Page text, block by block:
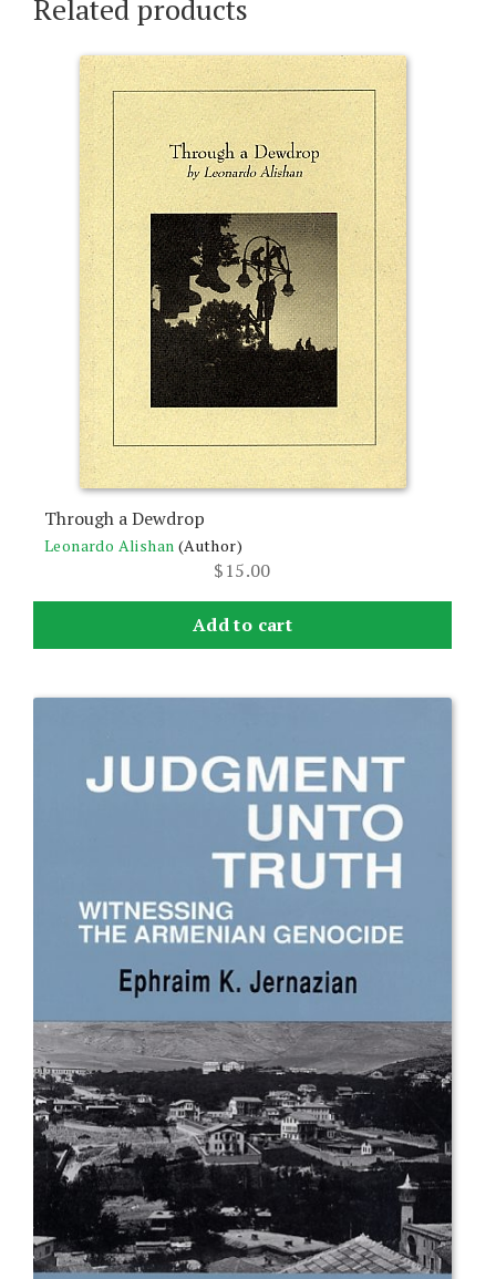
Related products
Through a Dewdrop
Leonardo Alishan (Author)
$15.00
Add to cart